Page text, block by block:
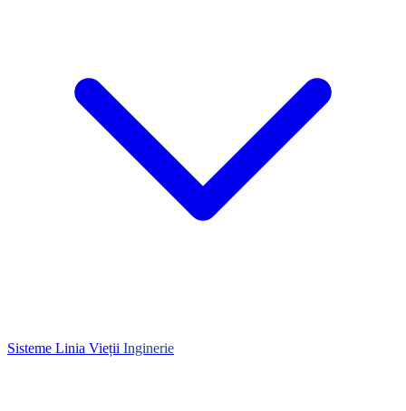
Sisteme Linia Vieții Inginerie